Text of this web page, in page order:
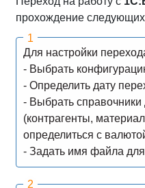
прохождение следующих
Для настройки
- Выбрать
- Определить дату
- Выбрать справочники
(контрагенты,
определиться с
- Задать имя файла